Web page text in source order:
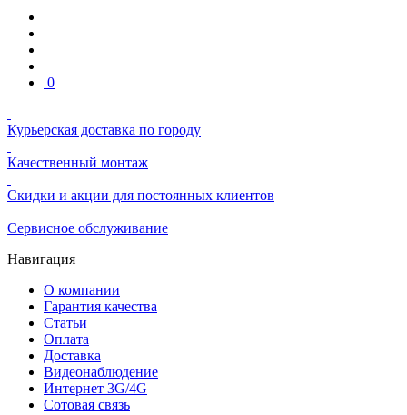
0
Курьерская доставка по городу
Качественный монтаж
Скидки и акции для постоянных клиентов
Сервисное обслуживание
Навигация
О компании
Гарантия качества
Статьи
Оплата
Доставка
Видеонаблюдение
Интернет 3G/4G
Сотовая связь